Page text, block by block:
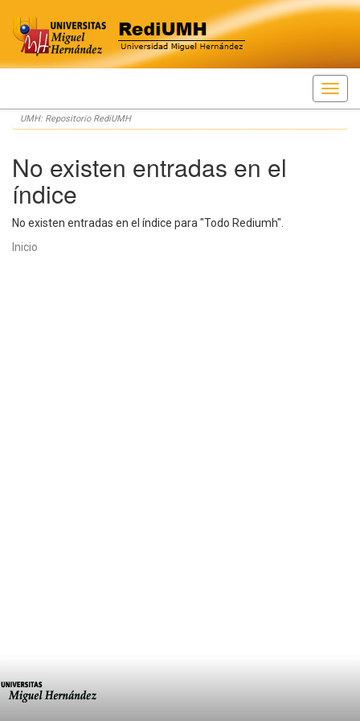
Skip
navigation
UMH: Repositorio RediUMH
No existen entradas en el
índice
No existen entradas en el índice para "Todo Rediumh".
Inicio